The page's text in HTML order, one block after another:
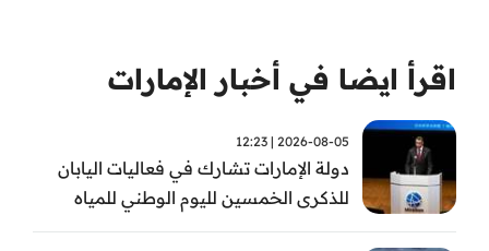
اقرأ ايضا في أخبار الإمارات
2026-08-05 | 12:23
دولة الإمارات تشارك في فعاليات اليابان
للذكرى الخمسين لليوم الوطني للمياه
وأسبوع المياه